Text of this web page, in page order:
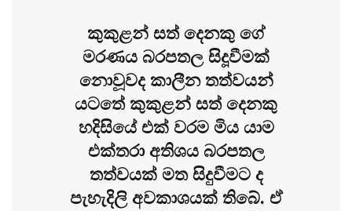
කුකුළන් සත් දෙනකු ගේ
මරණය බරපතල සිදූවීමක්
නොවූවද කාලීන තත්වයන්
යටතේ කුකුළන් සත් දෙනකු
හදිසියේ එක් වරම මිය යාම
එක්තරා අතිශය බරපතල
තත්වයක් මත සිදුවීමට ද
පැහැදිලි අවකාශයක් තිබේ. ඒ